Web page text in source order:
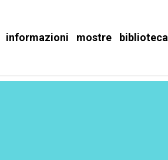
informazioni mostre biblioteca